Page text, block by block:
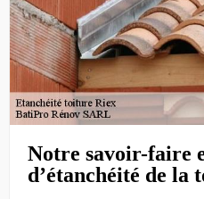
Notre savoir-faire
d’étanchéité de la